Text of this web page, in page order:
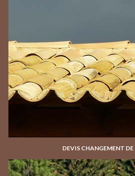
DEVIS CHANGEMENT DE